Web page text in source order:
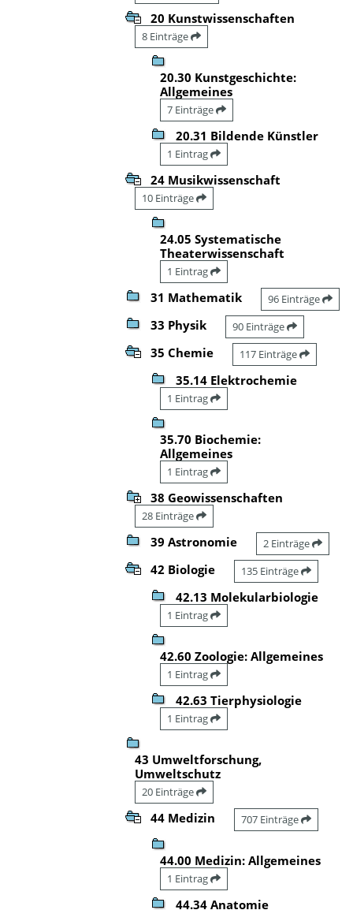
20 Kunstwissenschaften
8 Einträge
20.30 Kunstgeschichte:
Allgemeines
7 Einträge
20.31 Bildende Künstler
1 Eintrag
24 Musikwissenschaft
10 Einträge
24.05 Systematische
Theaterwissenschaft
1 Eintrag
31 Mathematik 96 Einträge
33 Physik 90 Einträge
35 Chemie 117 Einträge
35.14 Elektrochemie
1 Eintrag
35.70 Biochemie:
Allgemeines
1 Eintrag
38 Geowissenschaften
28 Einträge
39 Astronomie 2 Einträge
42 Biologie 135 Einträge
42.13 Molekularbiologie
1 Eintrag
42.60 Zoologie: Allgemeines
1 Eintrag
42.63 Tierphysiologie
1 Eintrag
43 Umweltforschung,
Umweltschutz
20 Einträge
44 Medizin 707 Einträge
44.00 Medizin: Allgemeines
1 Eintrag
44.34 Anatomie